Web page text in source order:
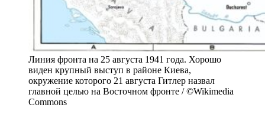
Линия фронта на 25 августа 1941 года. Хорошо
виден крупный выступ в районе Киева,
окружение которого 21 августа Гитлер назвал
главной целью на Восточном фронте / ©Wikimedia
Commons